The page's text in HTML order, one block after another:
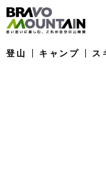
登山 キャンプ ス